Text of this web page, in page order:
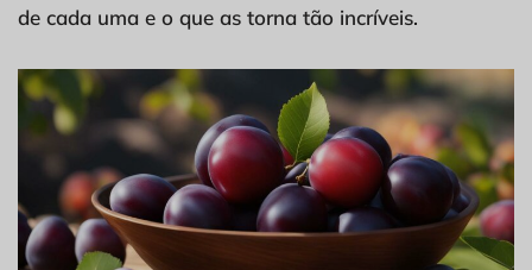
de cada uma e o que as torna tão incríveis.